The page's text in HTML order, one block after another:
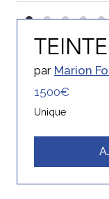
par Marion
1500€
Unique